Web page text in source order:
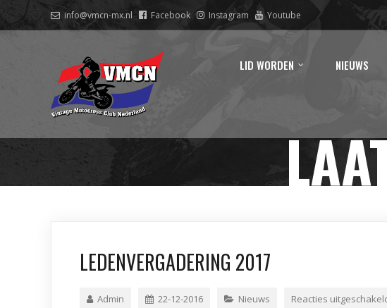
info@vmcn-mx.nl Facebook Instagram Youtube
LID WORDEN NIEUWS
LEDENVERGADERING 2017
Admin 22-12-2016 Nieuws Reacties